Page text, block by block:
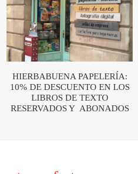
HIERBABUENA PAPELERÍA:
10% DE DESCUENTO EN LOS
LIBROS DE TEXTO
RESERVADOS Y ABONADOS